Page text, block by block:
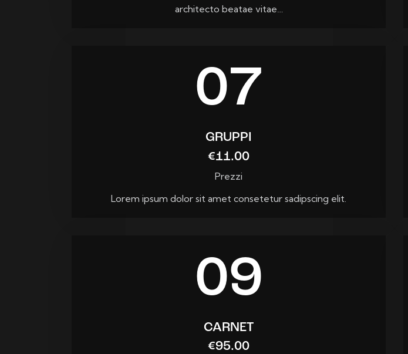
architecto beatae vitae…
07
GRUPPI
€11.00
Prezzi
Lorem ipsum dolor sit amet consetetur sadipscing elit.
09
CARNET
€95.00